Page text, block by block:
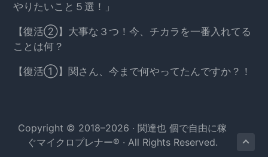
やりたいこと５選！」
【復活②】大事な３つ！今、チカラを一番入れてる
ことは何？
【復活①】関さん、今まで何やってたんですか？！
Copyright © 2018–2026 · 関達也 個で自由に稼
ぐマイクロプレナー® · All Rights Reserved.